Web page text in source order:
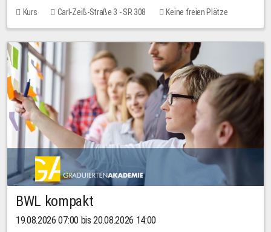
Kurs Carl-Zeiß-Straße 3 - SR 308 Keine freien Plätze
BWL kompakt
19.08.2026 07:00 bis 20.08.2026 14:00